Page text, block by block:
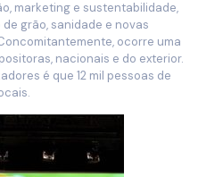
marketing e sustentabilidade,
grão, sanidade e novas
ocorre uma
nacionais e do exterior.
é que 12 mil pessoas de